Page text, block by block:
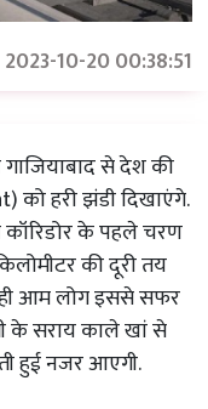
2023-10-20 00:38:51
गाजियाबाद से देश की
को हरी झंडी दिखाएंगे.
कॉरिडोर के पहले चरण
की दूरी तय
ही आम लोग इससे सफर
के सराय काले खां से
हुई नजर आएगी.